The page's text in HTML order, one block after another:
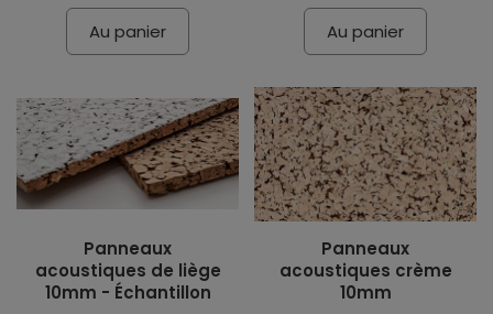
Au panier Au panier
Panneaux
acoustiques de liège
10mm - Échantillon
Panneaux
acoustiques crème
10mm